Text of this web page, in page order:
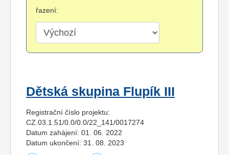
řazení:
Dětská skupina Flupík III
Registrační číslo projektu:
CZ.03.1.51/0.0/0.0/22_141/0017274
Datum zahájení: 01. 06. 2022
Datum ukončení: 31. 08. 2023